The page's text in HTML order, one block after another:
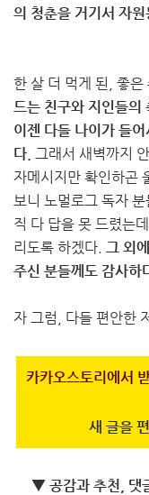
의 청춘을 거기서 자
한 살 더 먹게 된, 좋은
드는 친구와 지인들의
이젠 다들 나이가 들
다. 그래서 새벽까지
자메시지만 확인하곤
보니 노멀로그 독자
직 다 답을 못 드렸는
리도록 하겠다. 그 외
주신 분들께도 감사하
자 그럼, 다들 편안한
카카오스토리에서
새 글을
▼ 공감과 추천, 댓